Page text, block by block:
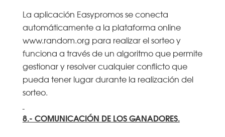
La aplicación Easypromos se conecta
automáticamente a la plataforma online
www.random.org para realizar el sorteo y
funciona a través de un algoritmo que permite
gestionar y resolver cualquier conflicto que
pueda tener lugar durante la realización del
sorteo.
8.- COMUNICACIÓN DE LOS GANADORES.